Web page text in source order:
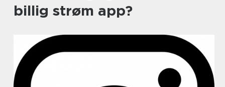
billig strøm app?